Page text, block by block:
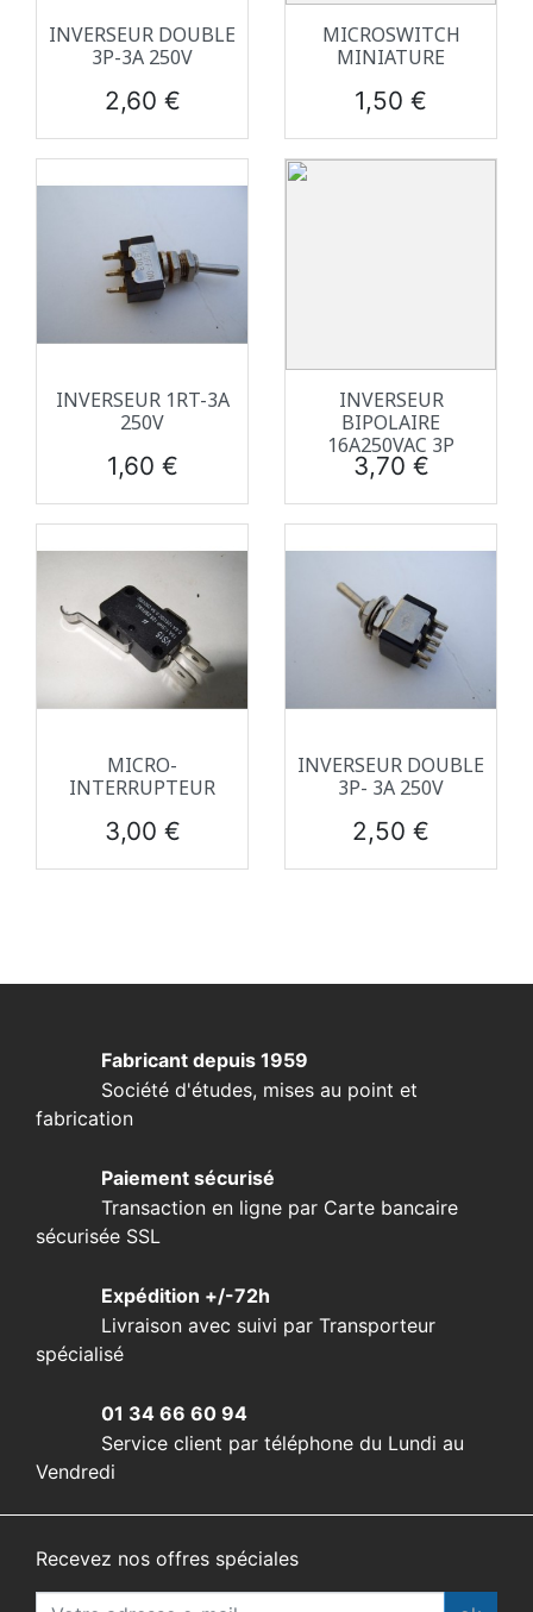
INVERSEUR DOUBLE
3P-3A 250V
Prix
2,60 €
MICROSWITCH
MINIATURE
Prix
1,50 €
INVERSEUR 1RT-3A
250V
Prix
1,60 €
INVERSEUR
BIPOLAIRE
16A250VAC 3P
Prix
3,70 €
MICRO-
INTERRUPTEUR
Prix
3,00 €
INVERSEUR DOUBLE
3P- 3A 250V
Prix
2,50 €
Fabricant depuis 1959
Société d'études, mises au point et
fabrication
Paiement sécurisé
Transaction en ligne par Carte bancaire
sécurisée SSL
Expédition +/-72h
Livraison avec suivi par Transporteur
spécialisé
01 34 66 60 94
Service client par téléphone du Lundi au
Vendredi
Recevez nos offres spéciales